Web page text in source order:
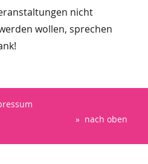
nicht
wollen, sprechen
nach oben